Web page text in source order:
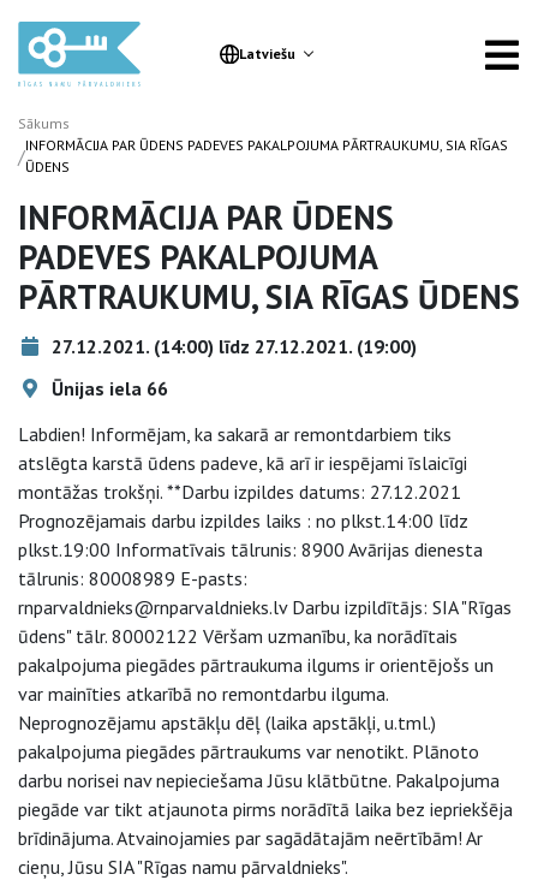
Latviešu
Sākums
/INFORMĀCIJA PAR ŪDENS PADEVES PAKALPOJUMA PĀRTRAUKUMU, SIA RĪGAS
ŪDENS
INFORMĀCIJA PAR ŪDENS
PADEVES PAKALPOJUMA
PĀRTRAUKUMU, SIA RĪGAS ŪDENS
27.12.2021. (14:00) līdz 27.12.2021. (19:00)
Ūnijas iela 66
Labdien! Informējam, ka sakarā ar remontdarbiem tiks
atslēgta karstā ūdens padeve, kā arī ir iespējami īslaicīgi
montāžas trokšņi. **Darbu izpildes datums: 27.12.2021
Prognozējamais darbu izpildes laiks : no plkst.14:00 līdz
plkst.19:00 Informatīvais tālrunis: 8900 Avārijas dienesta
tālrunis: 80008989 E-pasts:
rnparvaldnieks@rnparvaldnieks.lv Darbu izpildītājs: SIA "Rīgas
ūdens" tālr. 80002122 Vēršam uzmanību, ka norādītais
pakalpojuma piegādes pārtraukuma ilgums ir orientējošs un
var mainīties atkarībā no remontdarbu ilguma.
Neprognozējamu apstākļu dēļ (laika apstākļi, u.tml.)
pakalpojuma piegādes pārtraukums var nenotikt. Plānoto
darbu norisei nav nepieciešama Jūsu klātbūtne. Pakalpojuma
piegāde var tikt atjaunota pirms norādītā laika bez iepriekšēja
brīdinājuma. Atvainojamies par sagādātajām neērtībām! Ar
cieņu, Jūsu SIA "Rīgas namu pārvaldnieks".